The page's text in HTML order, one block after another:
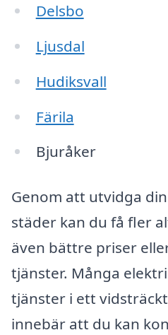
Delsbo
Ljusdal
Hudiksvall
Färila
Bjuråker
Genom att utvidga
städer kan du få fler
även bättre priser
tjänster. Många
tjänster i ett
innebär att du kan